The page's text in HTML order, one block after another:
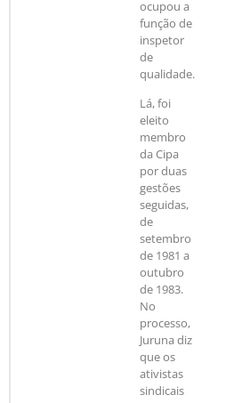
ocupou a
função de
inspetor
de
qualidade.
Lá, foi
eleito
membro
da Cipa
por duas
gestões
seguidas,
de
setembro
de 1981 a
outubro
de 1983.
No
processo,
Juruna diz
que os
ativistas
sindicais